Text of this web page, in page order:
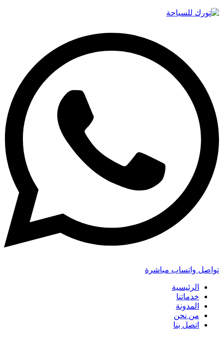
تواصل واتساب مباشرة
الرئيسية
خدماتنا
المدونة
من نحن
اتصل بنا